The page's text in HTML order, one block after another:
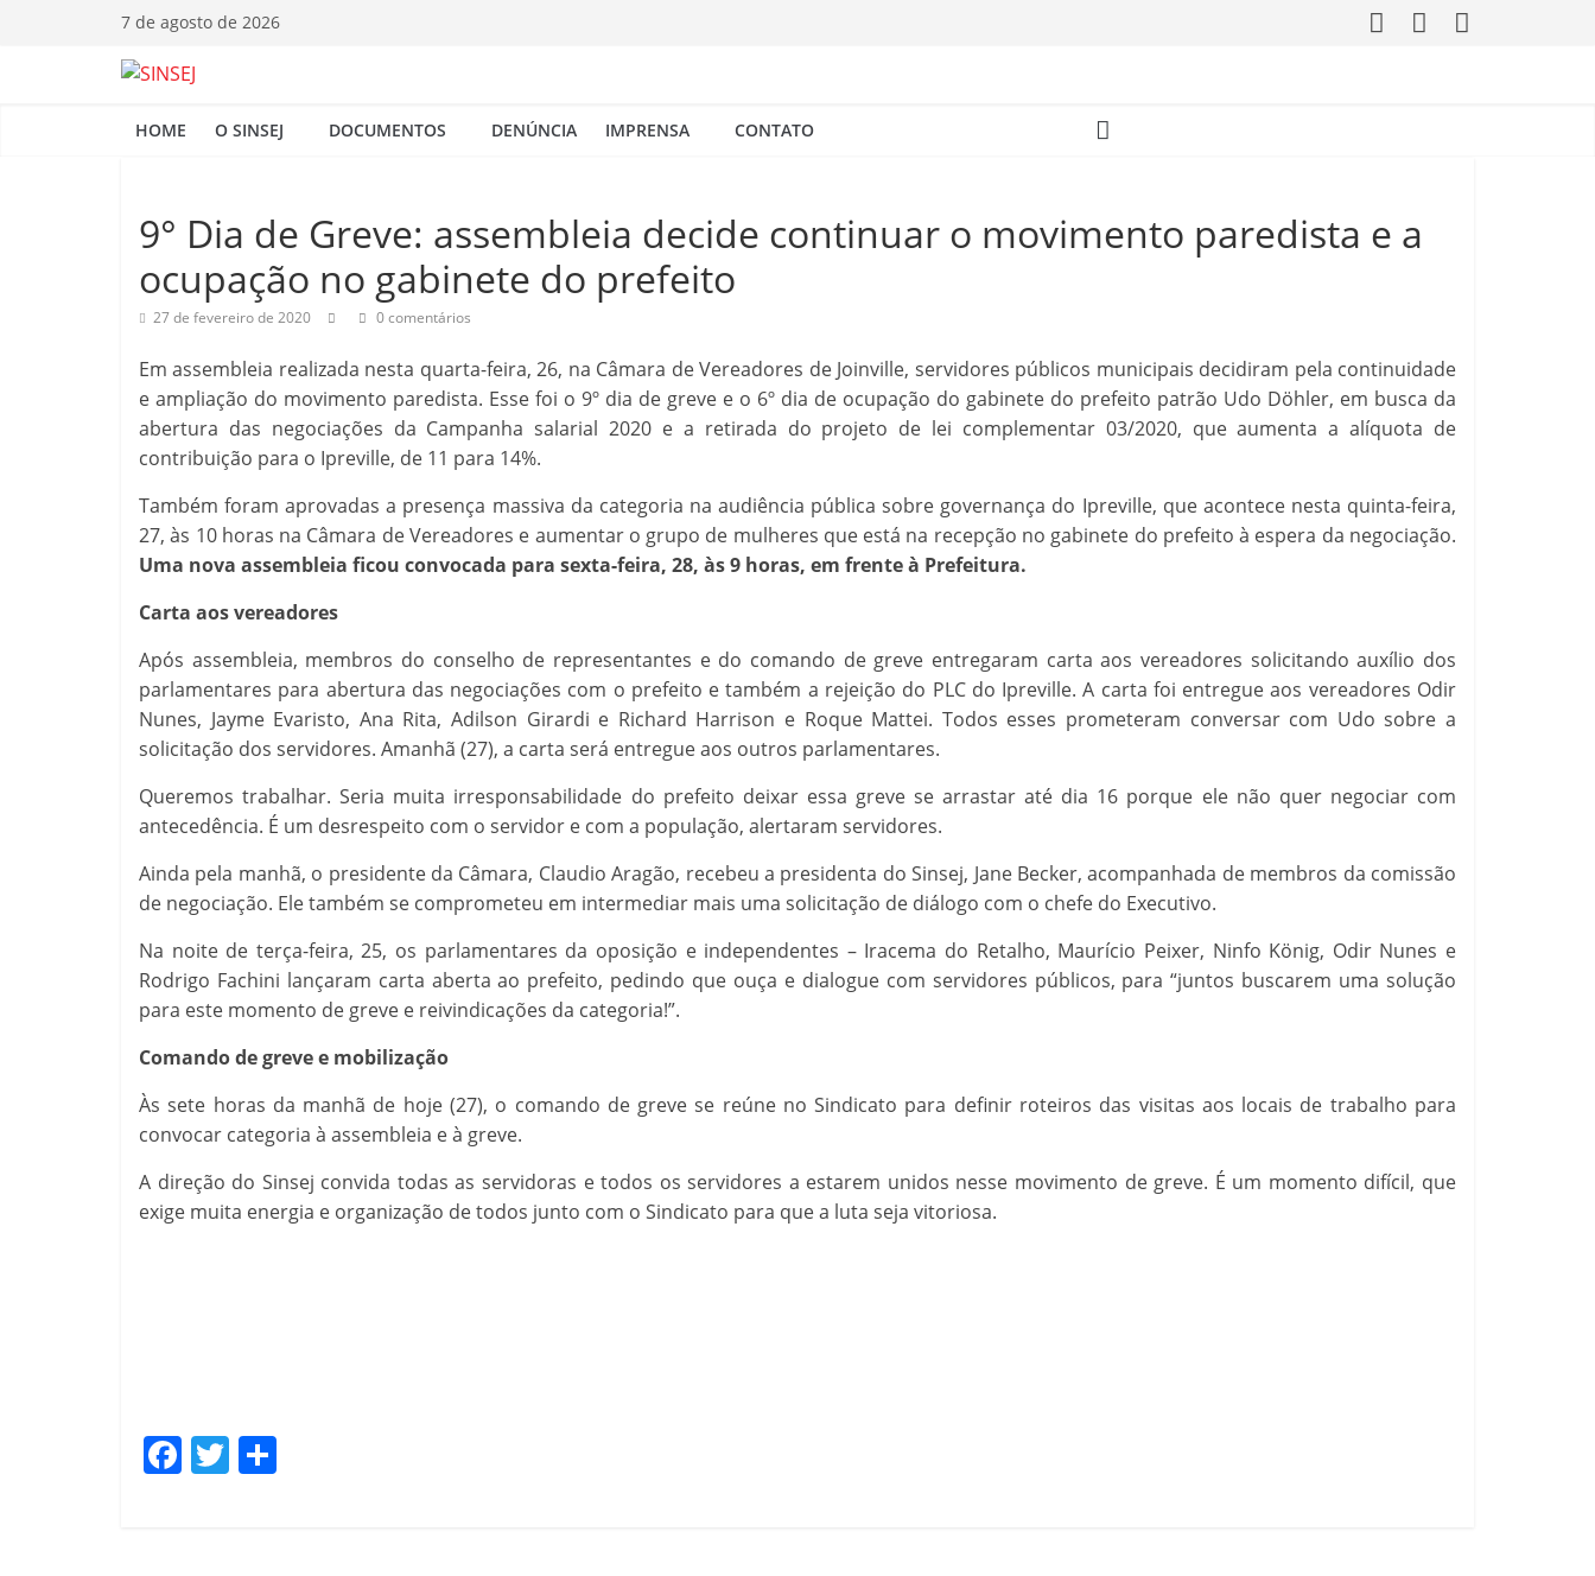
7 de agosto de 2026
S
N
S
E
HOME O SINSEJ DOCUMENTOS DENÚNCIA IMPRENSA CONTATO
9° Dia de Greve: assembleia decide continuar o movimento paredista e a
ocupação no gabinete do prefeito
27 de fevereiro de 2020 0 comentários
Em assembleia realizada nesta quarta-feira, 26, na Câmara de Vereadores de Joinville, servidores públicos municipais decidiram pela continuidade
e ampliação do movimento paredista. Esse foi o 9º dia de greve e o 6º dia de ocupação do gabinete do prefeito patrão Udo Döhler, em busca da
abertura das negociações da Campanha salarial 2020 e a retirada do projeto de lei complementar 03/2020, que aumenta a alíquota de
contribuição para o Ipreville, de 11 para 14%.
Também foram aprovadas a presença massiva da categoria na audiência pública sobre governança do Ipreville, que acontece nesta quinta-feira,
27, às 10 horas na Câmara de Vereadores e aumentar o grupo de mulheres que está na recepção no gabinete do prefeito à espera da negociação.
Uma nova assembleia ficou convocada para sexta-feira, 28, às 9 horas, em frente à Prefeitura.
Carta aos vereadores
Após assembleia, membros do conselho de representantes e do comando de greve entregaram carta aos vereadores solicitando auxílio dos
parlamentares para abertura das negociações com o prefeito e também a rejeição do PLC do Ipreville. A carta foi entregue aos vereadores Odir
Nunes, Jayme Evaristo, Ana Rita, Adilson Girardi e Richard Harrison e Roque Mattei. Todos esses prometeram conversar com Udo sobre a
solicitação dos servidores. Amanhã (27), a carta será entregue aos outros parlamentares.
Queremos trabalhar. Seria muita irresponsabilidade do prefeito deixar essa greve se arrastar até dia 16 porque ele não quer negociar com
antecedência. É um desrespeito com o servidor e com a população, alertaram servidores.
Ainda pela manhã, o presidente da Câmara, Claudio Aragão, recebeu a presidenta do Sinsej, Jane Becker, acompanhada de membros da comissão
de negociação. Ele também se comprometeu em intermediar mais uma solicitação de diálogo com o chefe do Executivo.
Na noite de terça-feira, 25, os parlamentares da oposição e independentes – Iracema do Retalho, Maurício Peixer, Ninfo König, Odir Nunes e
Rodrigo Fachini lançaram carta aberta ao prefeito, pedindo que ouça e dialogue com servidores públicos, para “juntos buscarem uma solução
para este momento de greve e reivindicações da categoria!”.
Comando de greve e mobilização
Às sete horas da manhã de hoje (27), o comando de greve se reúne no Sindicato para definir roteiros das visitas aos locais de trabalho para
convocar categoria à assembleia e à greve.
A direção do Sinsej convida todas as servidoras e todos os servidores a estarem unidos nesse movimento de greve. É um momento difícil, que
exige muita energia e organização de todos junto com o Sindicato para que a luta seja vitoriosa.
F T